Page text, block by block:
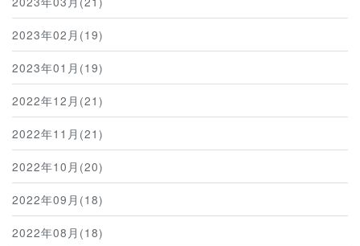
2023年02月(19)
2023年01月(19)
2022年12月(21)
2022年11月(21)
2022年10月(20)
2022年09月(18)
2022年08月(18)